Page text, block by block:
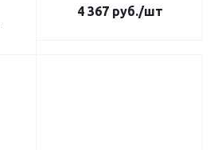
4 367руб./шт